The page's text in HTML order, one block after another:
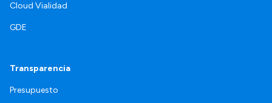
Cloud Vialidad
GDE
Transparencia
Presupuesto